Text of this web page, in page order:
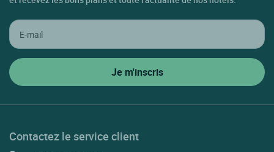
Contactez le service client